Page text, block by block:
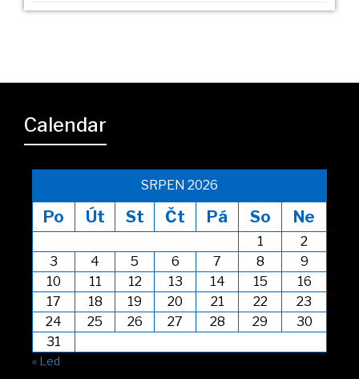
Calendar
SRPEN 2026
Po Út St Čt Pá So Ne
1
2
3
4 5 6 7 8
9
10
11 12 13 14 15
16
17
18 19 20 21 22
23
24
25 26 27 28 29
30
31
« Led